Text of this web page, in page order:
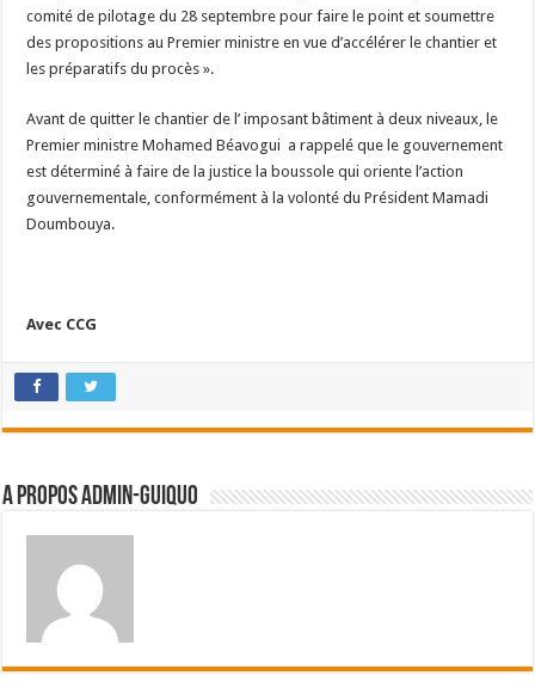
comité de pilotage du 28 septembre pour faire le point et soumettre
des propositions au Premier ministre en vue d’accélérer le chantier et
les préparatifs du procès ».
Avant de quitter le chantier de l’ imposant bâtiment à deux niveaux, le
Premier ministre Mohamed Béavogui a rappelé que le gouvernement
est déterminé à faire de la justice la boussole qui oriente l’action
gouvernementale, conformément à la volonté du Président Mamadi
Doumbouya.
Avec CCG
A propos admin-guiquo